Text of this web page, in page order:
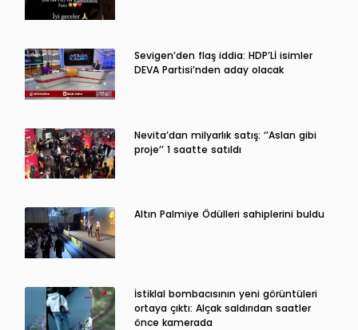
Sevigen’den flaş iddia: HDP’Lİ isimler
DEVA Partisi’nden aday olacak
Nevita’dan milyarlık satış: ‘’Aslan gibi
proje’’ 1 saatte satıldı
Altın Palmiye Ödülleri sahiplerini buldu
İstiklal bombacısının yeni görüntüleri
ortaya çıktı: Alçak saldırıdan saatler
önce kamerada